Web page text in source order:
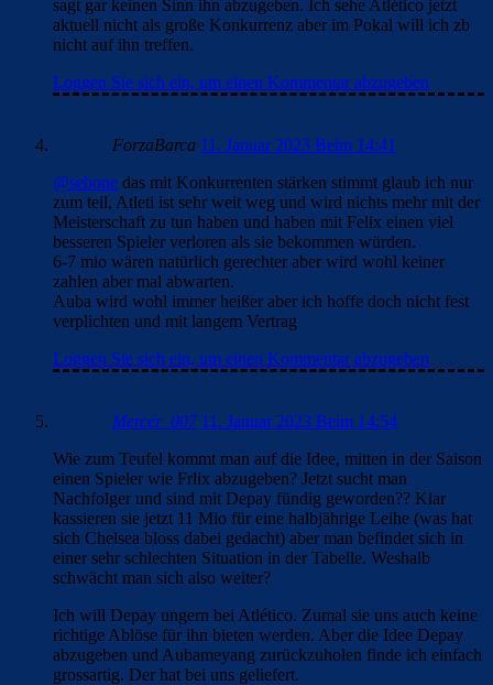
sagt gar keinen Sinn ihn abzugeben. Ich sehe Atlético jetzt
aktuell nicht als große Konkurrenz aber im Pokal will ich zb
nicht auf ihn treffen.
Loggen Sie sich ein, um einen Kommentar abzugeben
ForzaBarca 11. Januar 2023 Beim 14:41
@sebone das mit Konkurrenten stärken stimmt glaub ich nur
zum teil, Atleti ist sehr weit weg und wird nichts mehr mit der
Meisterschaft zu tun haben und haben mit Felix einen viel
besseren Spieler verloren als sie bekommen würden.
6-7 mio wären natürlich gerechter aber wird wohl keiner
zahlen aber mal abwarten.
Auba wird wohl immer heißer aber ich hoffe doch nicht fest
verplichten und mit langem Vertrag
Loggen Sie sich ein, um einen Kommentar abzugeben
Mercer_007 11. Januar 2023 Beim 14:54
Wie zum Teufel kommt man auf die Idee, mitten in der Saison
einen Spieler wie Frlix abzugeben? Jetzt sucht man
Nachfolger und sind mit Depay fündig geworden?? Klar
kassieren sie jetzt 11 Mio für eine halbjährige Leihe (was hat
sich Chelsea bloss dabei gedacht) aber man befindet sich in
einer sehr schlechten Situation in der Tabelle. Weshalb
schwächt man sich also weiter?
Ich will Depay ungern bei Atlético. Zumal sie uns auch keine
richtige Ablöse für ihn bieten werden. Aber die Idee Depay
abzugeben und Aubameyang zurückzuholen finde ich einfach
grossartig. Der hat bei uns geliefert.